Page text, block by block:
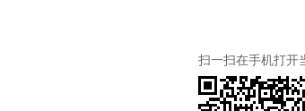
扫一扫在手机打开